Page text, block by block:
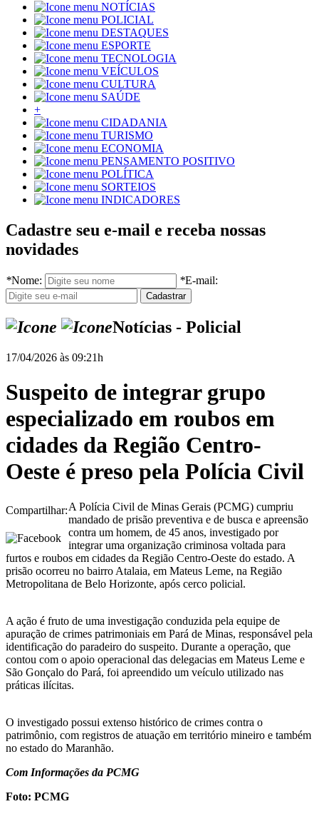
NOTÍCIAS
POLICIAL
DESTAQUES
ESPORTE
TECNOLOGIA
VEÍCULOS
CULTURA
SAÚDE
+
CIDADANIA
TURISMO
ECONOMIA
PENSAMENTO POSITIVO
POLÍTICA
SORTEIOS
INDICADORES
Cadastre seu e-mail e receba nossas
novidades
*Nome: *E-mail:
Notícias - Policial
17/04/2026 às 09:21h
Suspeito de integrar grupo
especializado em roubos em
cidades da Região Centro-
Oeste é preso pela Polícia Civil
Compartilhar:A Polícia Civil de Minas Gerais (PCMG) cumpriu
mandado de prisão preventiva e de busca e apreensão
contra um homem, de 45 anos, investigado por
integrar uma organização criminosa voltada para
furtos e roubos em cidades da Região Centro-Oeste do estado. A
prisão ocorreu no bairro Atalaia, em Mateus Leme, na Região
Metropolitana de Belo Horizonte, após cerco policial.
A ação é fruto de uma investigação conduzida pela equipe de
apuração de crimes patrimoniais em Pará de Minas, responsável pela
identificação do paradeiro do suspeito. Durante a operação, que
contou com o apoio operacional das delegacias em Mateus Leme e
São Gonçalo do Pará, foi apreendido um veículo utilizado nas
práticas ilícitas.
O investigado possui extenso histórico de crimes contra o
patrimônio, com registros de atuação em território mineiro e também
no estado do Maranhão.
Com Informações da PCMG
Foto: PCMG